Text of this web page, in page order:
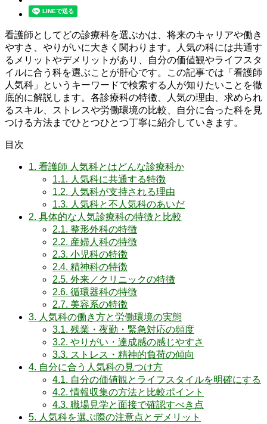
看護師としてどの診療科を選ぶかは、将来のキャリアや働き
やすさ、やりがいに大きく関わります。人気の科には共通す
るメリットやデメリットがあり、自分の価値観やライフスタ
イルに合う科を選ぶことが肝心です。この記事では「看護師
人気科」というキーワードで検索する人が知りたいことを徹
底的に解説します。各診療科の特徴、人気の理由、求められ
るスキル、ストレスや労働環境の比較、自分に合った科を見
つける方法までひとつひとつ丁寧に紹介していきます。
目次
1. 看護師 人気科とはどんな診療科か
1.1. 人気科に共通する特徴
1.2. 人気科が支持される理由
1.3. 人気科と不人気科のあいだ
2. 具体的な人気診療科の特徴と比較
2.1. 整形外科の特徴
2.2. 産婦人科の特徴
2.3. 小児科の特徴
2.4. 精神科の特徴
2.5. 外来／クリニックの特徴
2.6. 循環器科の特徴
2.7. 美容系の特徴
3. 人気科の働き方と労働環境の実態
3.1. 残業・夜勤・緊急対応の頻度
3.2. やりがい・達成感の感じやすさ
3.3. ストレス・精神的負荷の傾向
4. 自分に合う人気科の見つけ方
4.1. 自分の価値観とライフスタイルを明確にする
4.2. 情報収集の方法と比較ポイント
4.3. 職場見学と面接で確認すべき点
5. 人気科を選ぶ際の注意点とデメリット